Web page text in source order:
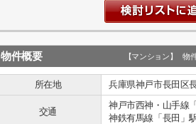
物件概要 【マンション】 物
所在地 兵庫県神戸市長田区
交通
神戸市西神・山手線
神鉄有馬線「長田」